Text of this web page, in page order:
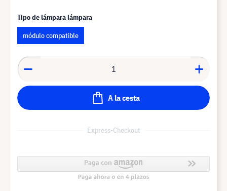
Tipo de lámpara lámpara
módulo compatible
A la cesta
Express-Checkout